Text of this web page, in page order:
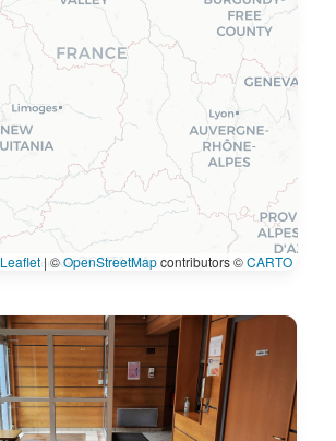
Leaflet | ©OpenStreetMapcontributors ©CARTO